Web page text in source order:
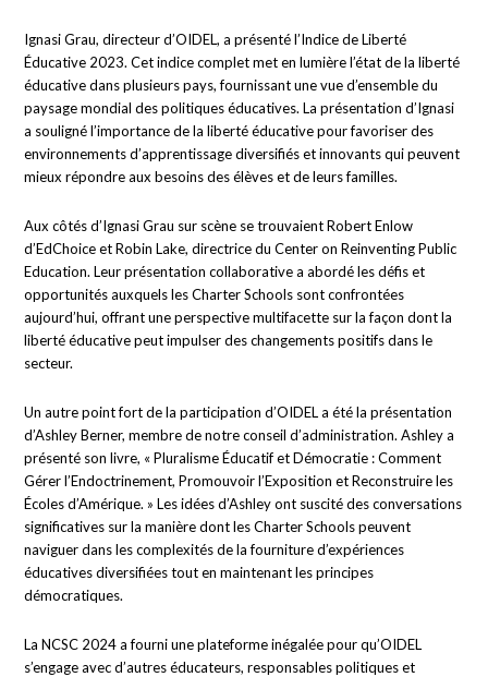
Ignasi Grau, directeur d’OIDEL, a présenté l’Indice de Liberté
Éducative 2023. Cet indice complet met en lumière l’état de la liberté
éducative dans plusieurs pays, fournissant une vue d’ensemble du
paysage mondial des politiques éducatives. La présentation d’Ignasi
a souligné l’importance de la liberté éducative pour favoriser des
environnements d’apprentissage diversifiés et innovants qui peuvent
mieux répondre aux besoins des élèves et de leurs familles.
Aux côtés d’Ignasi Grau sur scène se trouvaient Robert Enlow
d’EdChoice et Robin Lake, directrice du Center on Reinventing Public
Education. Leur présentation collaborative a abordé les défis et
opportunités auxquels les Charter Schools sont confrontées
aujourd’hui, offrant une perspective multifacette sur la façon dont la
liberté éducative peut impulser des changements positifs dans le
secteur.
Un autre point fort de la participation d’OIDEL a été la présentation
d’Ashley Berner, membre de notre conseil d’administration. Ashley a
présenté son livre, « Pluralisme Éducatif et Démocratie : Comment
Gérer l’Endoctrinement, Promouvoir l’Exposition et Reconstruire les
Écoles d’Amérique. » Les idées d’Ashley ont suscité des conversations
significatives sur la manière dont les Charter Schools peuvent
naviguer dans les complexités de la fourniture d’expériences
éducatives diversifiées tout en maintenant les principes
démocratiques.
La NCSC 2024 a fourni une plateforme inégalée pour qu’OIDEL
s’engage avec d’autres éducateurs, responsables politiques et